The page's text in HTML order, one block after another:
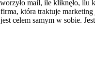
mail, ile kliknęło, ilu
która traktuje
celem samym w sobie.